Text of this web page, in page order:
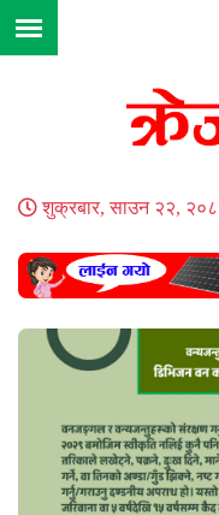
शुक्रबार, साउन २२,